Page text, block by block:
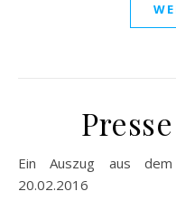
Ein Auszug aus dem Südkurier, Ausgabe 42 vom
20.02.2016